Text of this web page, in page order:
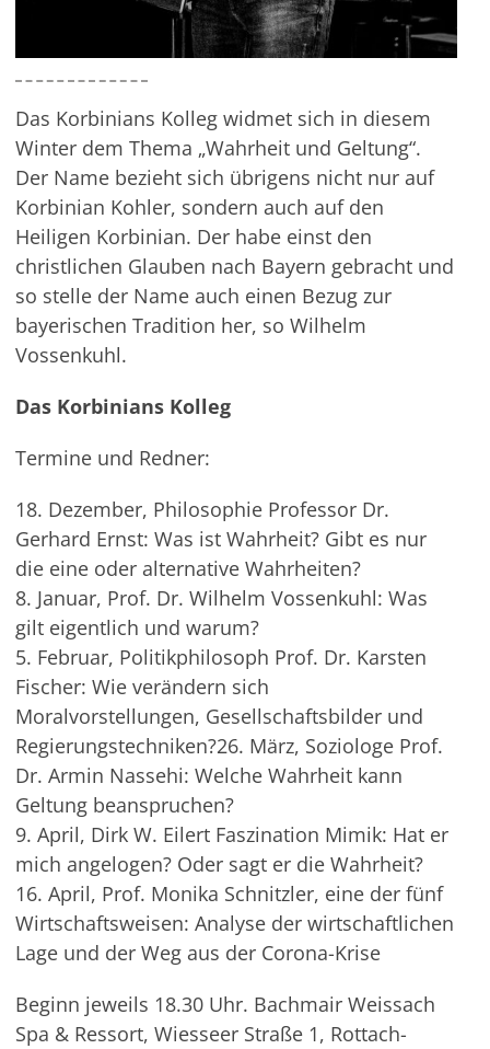
Das Korbinians Kolleg widmet sich in diesem
Winter dem Thema „Wahrheit und Geltung“.
Der Name bezieht sich übrigens nicht nur auf
Korbinian Kohler, sondern auch auf den
Heiligen Korbinian. Der habe einst den
christlichen Glauben nach Bayern gebracht und
so stelle der Name auch einen Bezug zur
bayerischen Tradition her, so Wilhelm
Vossenkuhl.
Das Korbinians Kolleg
Termine und Redner:
18. Dezember, Philosophie Professor Dr.
Gerhard Ernst: Was ist Wahrheit? Gibt es nur
die eine oder alternative Wahrheiten?
8. Januar, Prof. Dr. Wilhelm Vossenkuhl: Was
gilt eigentlich und warum?
5. Februar, Politikphilosoph Prof. Dr. Karsten
Fischer: Wie verändern sich
Moralvorstellungen, Gesellschaftsbilder und
Regierungstechniken?26. März, Soziologe Prof.
Dr. Armin Nassehi: Welche Wahrheit kann
Geltung beanspruchen?
9. April, Dirk W. Eilert Faszination Mimik: Hat er
mich angelogen? Oder sagt er die Wahrheit?
16. April, Prof. Monika Schnitzler, eine der fünf
Wirtschaftsweisen: Analyse der wirtschaftlichen
Lage und der Weg aus der Corona-Krise
Beginn jeweils 18.30 Uhr. Bachmair Weissach
Spa & Ressort, Wiesseer Straße 1, Rottach-